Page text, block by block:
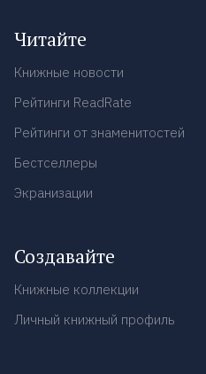
Читайте
Книжные новости
Рейтинги ReadRate
Рейтинги от знаменитостей
Бестселлеры
Экранизации
Создавайте
Книжные коллекции
Личный книжный профиль